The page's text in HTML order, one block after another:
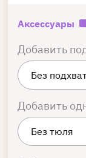
Аксессуары
Добавить
Добавить